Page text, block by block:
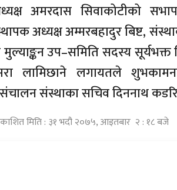
अमरदास सिवाकोटीको
अध्यक्ष अम्मरबहादुर बिष्ट,
उप–समिति सदस्य
लामिछाने लगायतले
संस्थाका सचिव दिननाथ
मिति : ३१ भदौ २०७५, आइतबार २ : १८ बजे